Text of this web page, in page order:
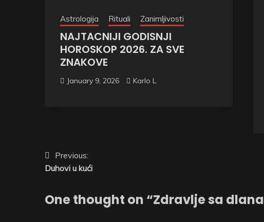
Astrologija Rituali Zanimljivosti
NAJTACNIJI GODISNJI
HOROSKOP 2026. ZA SVE
ZNAKOVE
January 9, 2026 Karlo L.
Post
navigation
Previous:
Duhovi u kući
One thought on “Zdravlje sa dlana